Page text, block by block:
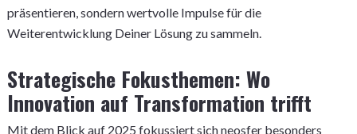
präsentieren, sondern wertvolle Impulse für die
Weiterentwicklung Deiner Lösung zu sammeln.
Strategische Fokusthemen: Wo
Innovation auf Transformation trifft
Mit dem Blick auf 2025 fokussiert sich neosfer besonders